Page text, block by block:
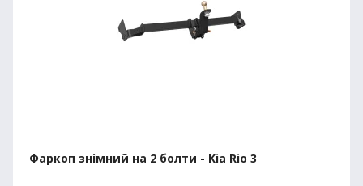
Фаркоп знімний на 2 болти - Kia Rio 3